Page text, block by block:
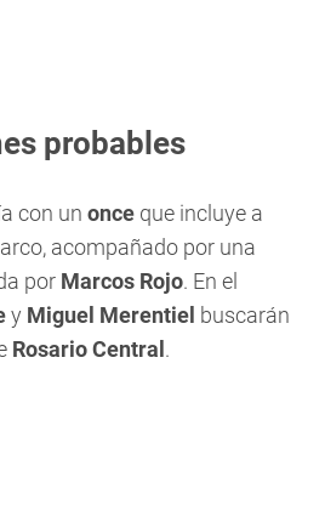
probables
con un once que incluye a
acompañado por una
por Marcos Rojo. En el
y Miguel Merentiel buscarán
Rosario Central .